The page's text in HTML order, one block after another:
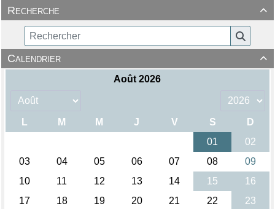

Recherche

Calendrier